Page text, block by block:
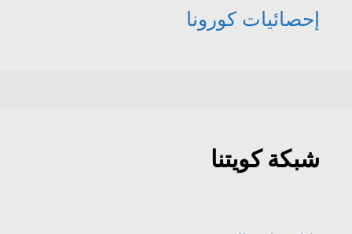
إحصائيات كورونا
شبكة كويتنا